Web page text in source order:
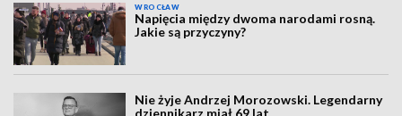
WROCŁAW
Napięcia między dwoma narodami rosną.
Jakie są przyczyny?
Nie żyje Andrzej Morozowski. Legendarny